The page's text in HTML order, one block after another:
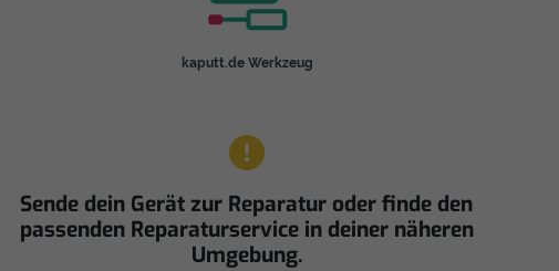
kaputt.de Werkzeug
Sende dein Gerät zur Reparatur oder finde den
passenden Reparaturservice in deiner näheren
Umgebung.